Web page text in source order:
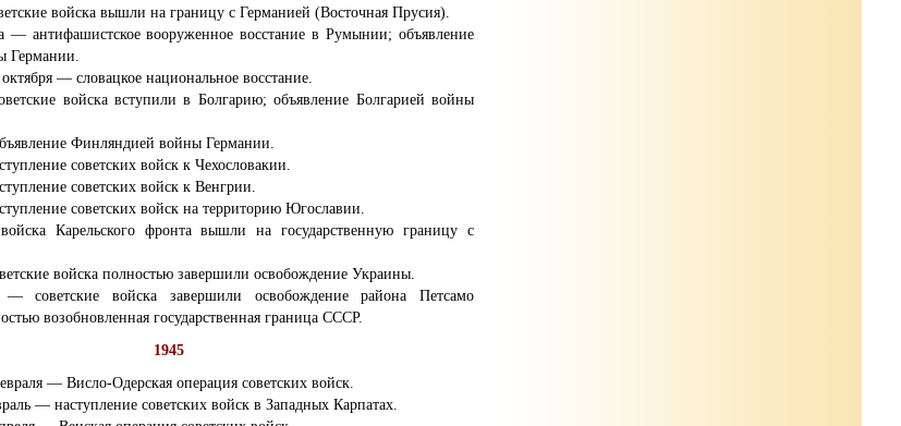
войска вышли на границу с Германией (Восточная Прусия).
— антифашистское вооруженное восстание в Румынии; объявление
Германии.
— словацкое национальное восстание.
войска вступили в Болгарию; объявление Болгарией войны
Финляндией войны Германии.
советских войск к Чехословакии.
советских войск к Венгрии.
советских войск на территорию Югославии.
Карельского фронта вышли на государственную границу с
войска полностью завершили освобождение Украины.
— советские войска завершили освобождение района Петсамо
возобновленная государственная граница СССР.
1945
— Висло-Одерская операция советских войск.
— наступление советских войск в Западных Карпатах.